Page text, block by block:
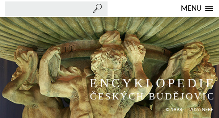
MENU
ENCYKLOPEDIE
ČESKÝCH BUDĚJOVIC
© 1998 — 2026 NEBE